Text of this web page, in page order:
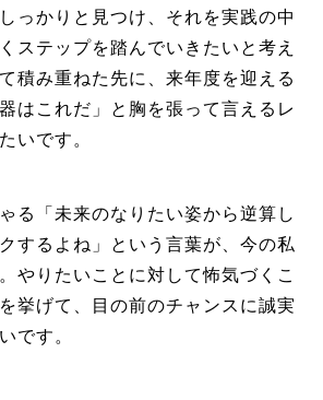
っかりと見つけ、それを実践の中
ステップを踏んでいきたいと考え
積み重ねた先に、来年度を迎える
はこれだ」と胸を張って言えるレ
いです。
る「未来のなりたい姿から逆算し
するよね」という言葉が、今の私
やりたいことに対して怖気づくこ
挙げて、目の前のチャンスに誠実
です。